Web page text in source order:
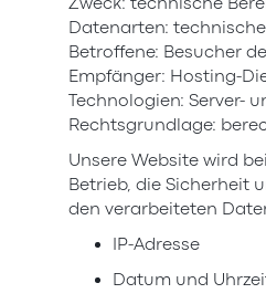
Datenarten:
Betroffene: Besucher
Empfänger: Hosting-
Technologien: Server-
Rechtsgrundlage:
Unsere Website wird
Betrieb, die Sicherheit
den verarbeiteten
IP-Adresse
Datum und